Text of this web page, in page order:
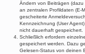
Ändern von Beiträgen
an zentralen Profildaten (E-
gescheiterte
Kennzeichnung (User
nicht dauerhaft gespeichert.
Schließlich erfordern
gespeichert werden. Dazu
Gelesen-Status von deinen